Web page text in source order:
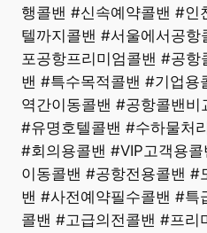
행콜밴 #신속예약콜밴 #인
텔까지콜밴 #서울에서공
포공항프리미엄콜밴 #공
밴 #특수목적콜밴 #기업용
역간이동콜밴 #공항콜밴
#유명호텔콜밴 #수하물처
#회의용콜밴 #VIP고객용
이동콜밴 #공항전용콜밴 #
밴 #사전예약필수콜밴 #특
콜밴 #고급의전콜밴 #프리